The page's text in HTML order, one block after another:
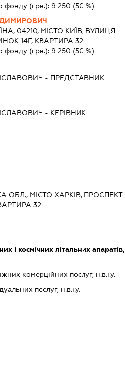
фонду (грн.): 9 250 (50 %)
04210, МІСТО КИЇВ, ВУЛИЦЯ
14Г, КВАРТИРА 32
фонду (грн.): 9 250 (50 %)
- ПРЕДСТАВНИК
- КЕРІВНИК
ОБЛ., МІСТО ХАРКІВ, ПРОСПЕКТ
32
і космічних літальних апаратів,
комерційних послуг, н.в.і.у.
послуг, н.в.і.у.